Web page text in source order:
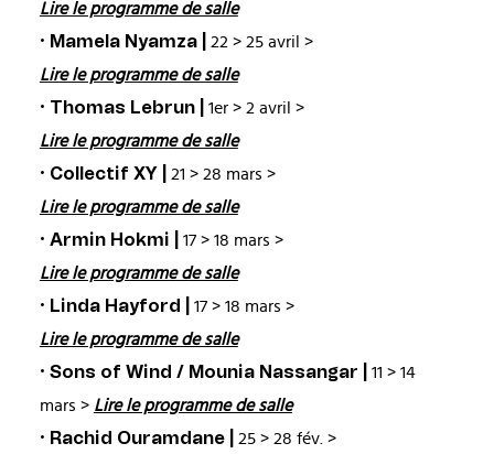
Lire le programme de salle
· Mamela Nyamza |
22 > 25 avril >
Lire le programme de salle
· Thomas Lebrun |
1er > 2 avril >
Lire le programme de salle
· Collectif XY |
21 > 28 mars >
Lire le programme de salle
· Armin Hokmi |
17 > 18 mars >
Lire le programme de salle
· Linda Hayford |
17 > 18 mars >
Lire le programme de salle
· Sons of Wind / Mounia Nassangar |
11 > 14
mars > Lire le programme de salle
· Rachid Ouramdane |
25 > 28 fév. >